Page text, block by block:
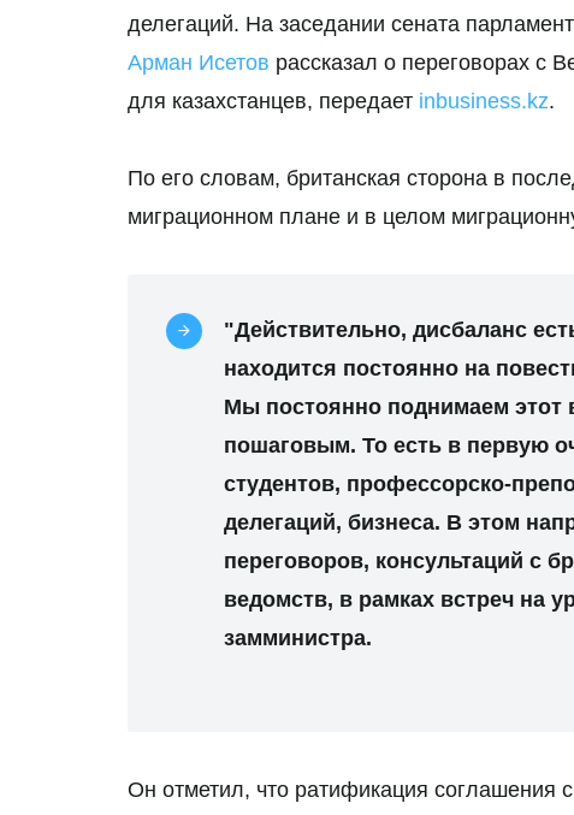
делегаций. На заседании сената
Арман Исетов рассказал о переговорах с
для казахстанцев, передает inbusiness.kz.
По его словам, британская сторона в
миграционном плане и в целом
"Действительно, дисбаланс
находится постоянно на
Мы постоянно поднимаем этот
пошаговым. То есть в первую
студентов, профессорско-
делегаций, бизнеса. В этом
переговоров, консультаций с
ведомств, в рамках встреч на
замминистра.
Он отметил, что ратификация соглашения